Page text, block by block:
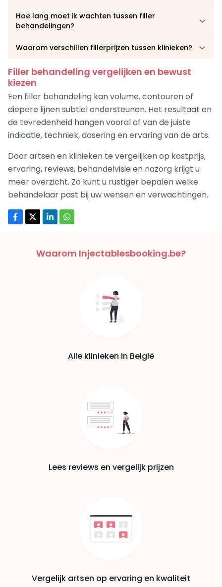
Hoe lang moet ik wachten tussen filler
behandelingen?
Waarom verschillen fillerprijzen tussen klinieken?
Filler behandeling vergelijken en bewust
kiezen
Een filler behandeling kan volume, contouren of
diepere lijnen subtiel ondersteunen. Het resultaat en
de tevredenheid hangen vooral af van de juiste
indicatie, techniek, dosering en ervaring van de arts.
Door artsen en klinieken te vergelijken op kostprijs,
ervaring, reviews, behandelvisie en nazorg krijgt u
meer overzicht. Zo kunt u rustiger bepalen welke
behandelaar past bij uw wensen en verwachtingen.
Waarom Injectablesbooking.be?
Alle klinieken in België
Lees reviews en vergelijk prijzen
Vergelijk artsen op ervaring en kwaliteit